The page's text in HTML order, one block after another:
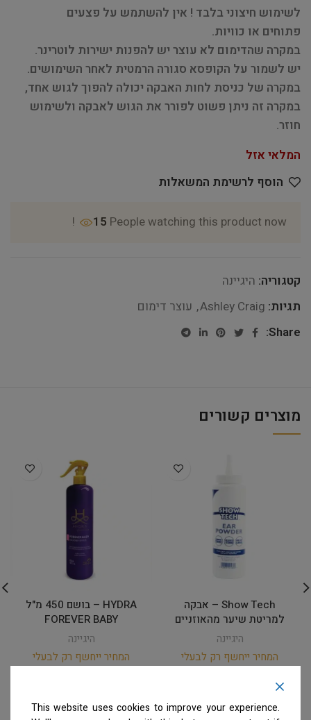
לשימוש חיצוני בלבד ! אין להשתמש על פצעים
פתוחים או כוויות.
במקרה שהדימום לא עוצר יש להפנות ישירות לוטרינר.
יש לשמור על הקופסא סגורה הרמטית לאחר השימושים.
במקרה של כניסת לחות האבקה יכולה להפוך לגוש אחד,
במקרה זה ניתן פשוט לפורר את הגוש לאבקה ולשימוש
חוזר.
המלאי אזל
הוסף לרשימת המשאלות
15 People watching this product now!
קטגוריה: היגיינה
תגיות: Ashley Craig
, עוצר דימום
Share:
מוצרים קשורים
Show Tech – אבקה
למריטת שיער מהאוזניים
היגיינה
המחיר ייחשף רק לבעלי
מספרות רשומיםצרו קשר
HYDRA – בושם 450 מ"ל
FOREVER BABY
היגיינה
המחיר ייחשף רק לבעלי
מספרות רשומיםצרו קשר
This website uses cookies to improve your experience.